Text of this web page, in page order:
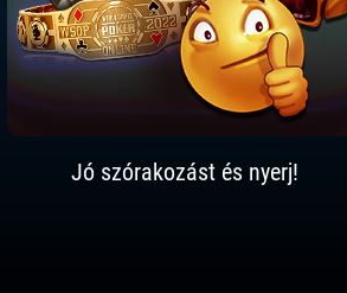
Jó szórakozást és nyerj!